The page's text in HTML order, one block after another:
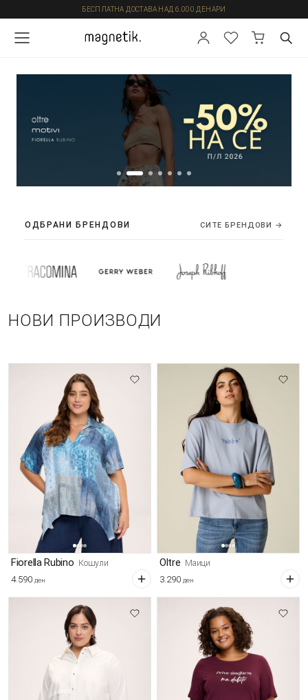
БЕСПЛАТНА ДОСТАВА НАД 6.000 ДЕНАРИ
ОДБРАНИ БРЕНДОВИ СИТЕ БРЕНДОВИ →
НОВИ ПРОИЗВОДИ
Fiorella Rubino Кошули
4.590 ден
Oltre Маици
3.290 ден